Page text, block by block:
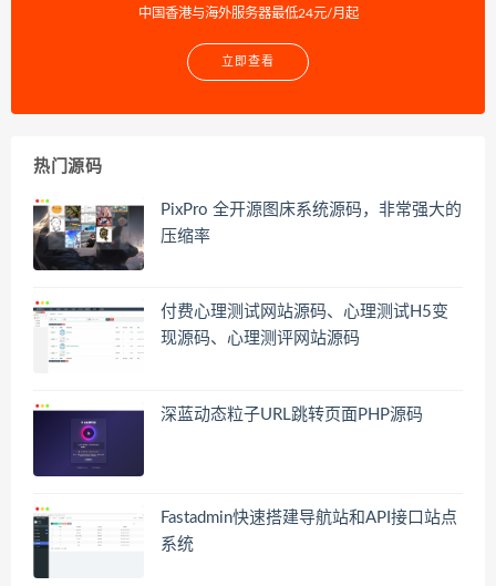
中国香港与海外服务器最低24元/月起
立即查看
热门源码
PixPro 全开源图床系统源码，非常强大的
压缩率
付费心理测试网站源码、心理测试H5变
现源码、心理测评网站源码
深蓝动态粒子URL跳转页面PHP源码
Fastadmin快速搭建导航站和API接口站点
系统